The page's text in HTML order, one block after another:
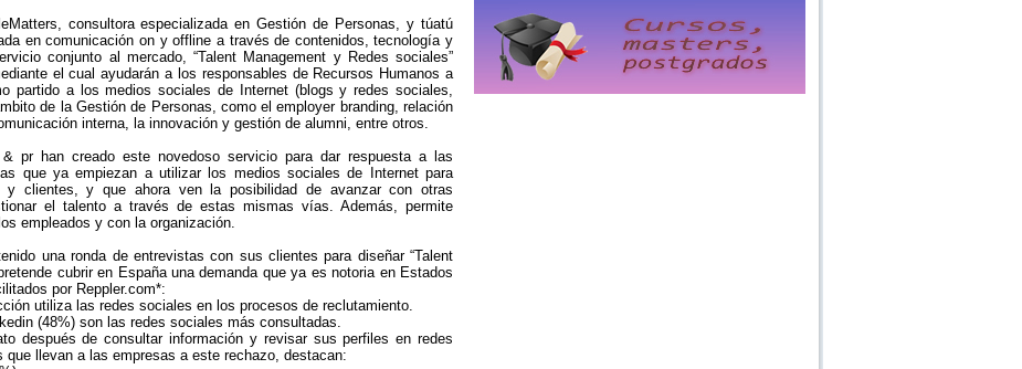
consultora especializada en Gestión de Personas, y túatú
en comunicación on y offline a través de contenidos, tecnología y
conjunto al mercado, “Talent Management y Redes sociales”
el cual ayudarán a los responsables de Recursos Humanos a
partido a los medios sociales de Internet (blogs y redes sociales,
de la Gestión de Personas, como el employer branding, relación
interna, la innovación y gestión de alumni, entre otros.
pr han creado este novedoso servicio para dar respuesta a las
que ya empiezan a utilizar los medios sociales de Internet para
y clientes, y que ahora ven la posibilidad de avanzar con otras
el talento a través de estas mismas vías. Además, permite
empleados y con la organización.
una ronda de entrevistas con sus clientes para diseñar “Talent
cubrir en España una demanda que ya es notoria en Estados
por Reppler.com*:
utiliza las redes sociales en los procesos de reclutamiento.
(48%) son las redes sociales más consultadas.
después de consultar información y revisar sus perfiles en redes
llevan a las empresas a este rechazo, destacan: